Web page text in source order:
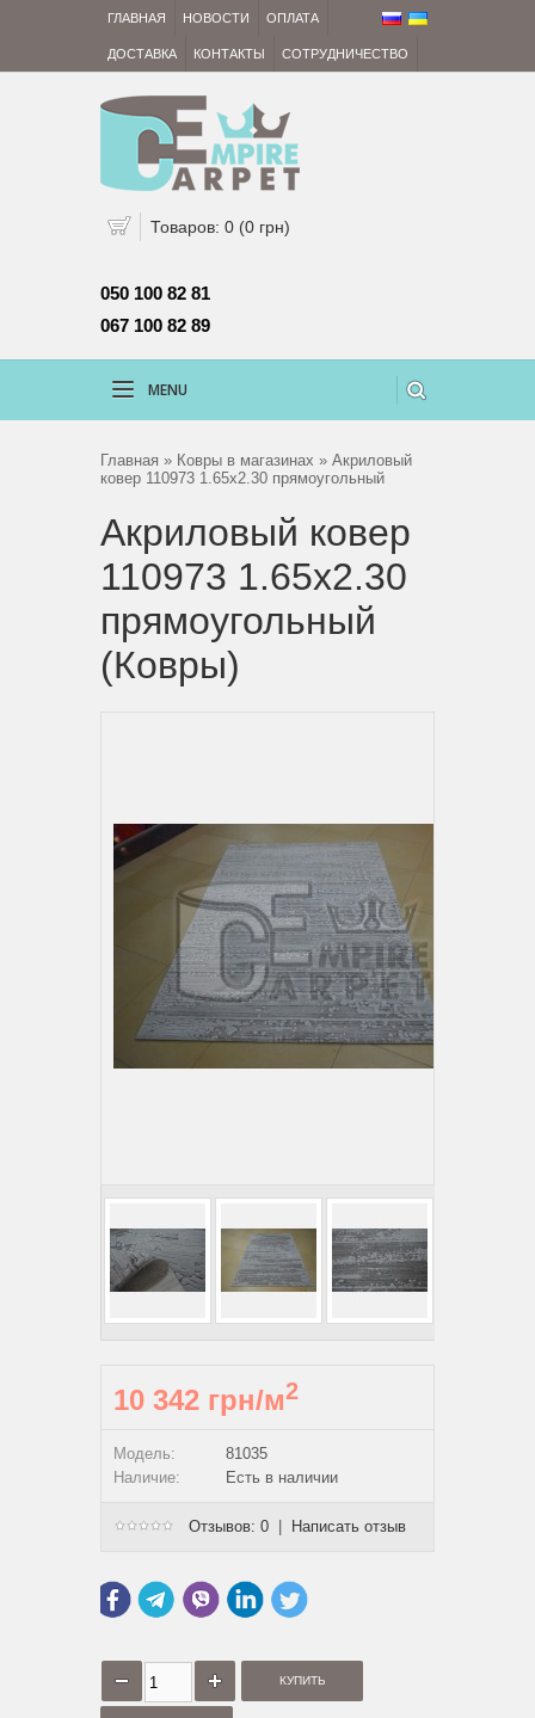
ГЛАВНАЯ НОВОСТИ ОПЛАТА
ДОСТАВКА КОНТАКТЫ СОТРУДНИЧЕСТВО
Товаров: 0 (0 грн)
050 100 82 81
067 100 82 89
MENU
Главная » Ковры в магазинах » Акриловый
ковер 110973 1.65х2.30 прямоугольный
Акриловый ковер
110973 1.65х2.30
прямоугольный
(Ковры)
10 342 грн/м2
Модель:
81035
Наличие:
Есть в наличии
Отзывов: 0 Написать отзыв